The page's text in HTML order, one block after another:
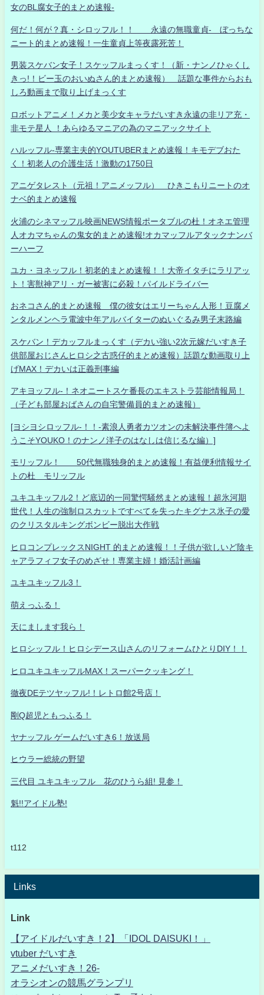
女のBL腐女子的まとめ速報-
何だ！何が？真・シロッフル！！ 永遠の無職童貞- ぼっちな
ニート的まとめ速報！一生童貞上等夜露死苦！
男装スケバン女子！スケッフルまっくす！（新・ナンノひゃくし
きっ!！ビー玉のおいぬさん的まとめ速報） 話題な事件からおも
しろ動画まで取り上げまっくす
ロボットアニメ！メカと美少女キャラだいすき永遠の非リア充・
非モテ星人 ！あらゆるマニアの為のマニアックサイト
ハルッフル-専業主夫的YOUTUBERまとめ速報！キモデブおた
く！初老人の介護生活！激動の1750日
アニゲタレスト（元祖！アニメッフル） ひきこもりニートのオ
ナベ的まとめ速報
火浦のシネマッフル映画NEWS情報ポータブルの杜！オネエ管理
人オカマちゃんの鬼女的まとめ速報!オカマッフルアタックナンバ
ーハーフ
ユカ・ヨネッフル！初老的まとめ速報！！大帝イタチにラリアッ
ト！害獣神アリ・ガー被害に必殺！パイルドライバー
おネコさん的まとめ速報 僕の彼女はエリーちゃん人形！豆腐メ
ンタルメンヘラ電波中年アルバイターのぬいぐるみ男子末路編
スケバン！デカッフルまっくす（デカい強い2次元嫁だいすき子
供部屋おじさんヒロシ之古惑仔的まとめ速報）話題な動画取り上
げMAX！デカいは正義刑事編
アキヨッフル-！ネオニートスケ番長のエキストラ芸能情報局！
（子ども部屋おばさんの自宅警備員的まとめ速報）
[ヨシヨシロッフル-！！-素浪人勇者カツオンの未解決事件簿へよ
うこそYOUKO！のナンノ洋子のはなしは信じるな編）]
モリッフル！ 50代無職独身的まとめ速報！有益便利情報サイ
トの杜 モリッフル
ユキユキッフル2！ど底辺的一同驚愕騒然まとめ速報！超氷河期
世代！人生の強制ロスカットですべてを失ったキグナス氷子の愛
のクリスタルキングボンビー脱出大作戦
ヒロコンプレックスNIGHT 的まとめ速報！！子供が欲しいど陰キ
ャアラフィフ女子のめざせ！専業主婦！婚活計画編
ユキユキッフル3！
萌えっふる！
天にまします我ら！
ヒロシッフル！ヒロシデース山さんのリフォームひとりDIY！！
ヒロユキユキッフルMAX！スーパークッキング！
徹夜DEテツヤッフル!！レトロ館2号店！
剛Q超児ともっふる！
ヤナッフル ゲームだいすき6！放送局
ヒウラー総統の野望
三代目 ユキユキッフル 花のひうら組! 見参！
魁!!アイドル塾!
t112
Links
Link
【アイドルだいすき！2】「IDOL DAISUKI！」
vtuber だいすき
アニメだいすき！26-
オラシオンの競馬グランプリ